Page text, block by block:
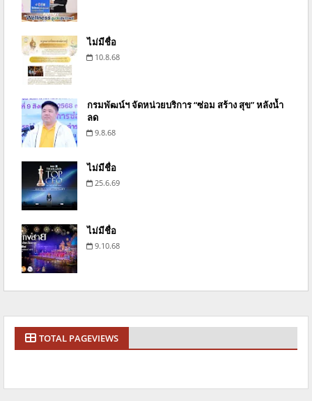
ไม่มีชื่อ
10.8.68
กรมพัฒน์ฯ จัดหน่วยบริการ “ซ่อม สร้าง สุข” หลังน้ำ
ลด
9.8.68
ไม่มีชื่อ
25.6.69
ไม่มีชื่อ
9.10.68
TOTAL PAGEVIEWS